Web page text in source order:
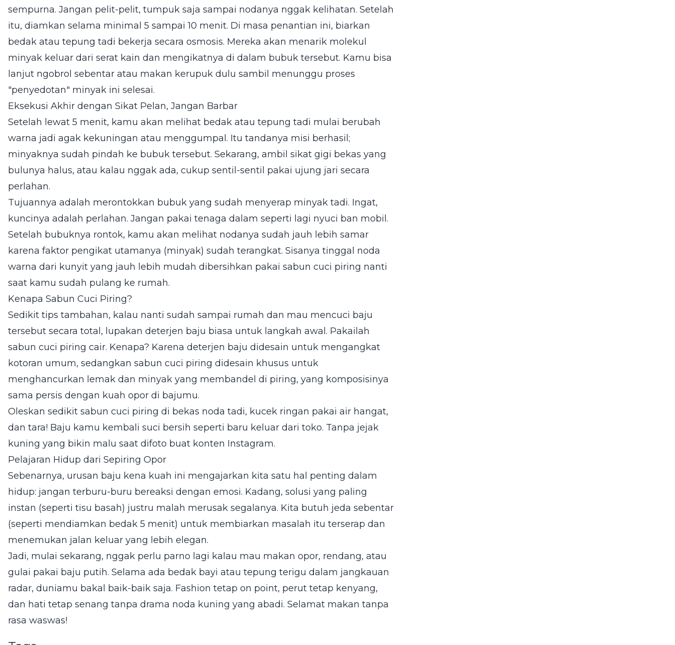
sempurna. Jangan pelit-pelit, tumpuk saja sampai nodanya nggak kelihatan. Setelah
itu, diamkan selama minimal 5 sampai 10 menit. Di masa penantian ini, biarkan
bedak atau tepung tadi bekerja secara osmosis. Mereka akan menarik molekul
minyak keluar dari serat kain dan mengikatnya di dalam bubuk tersebut. Kamu bisa
lanjut ngobrol sebentar atau makan kerupuk dulu sambil menunggu proses
"penyedotan" minyak ini selesai.
Eksekusi Akhir dengan Sikat Pelan, Jangan Barbar
Setelah lewat 5 menit, kamu akan melihat bedak atau tepung tadi mulai berubah
warna jadi agak kekuningan atau menggumpal. Itu tandanya misi berhasil;
minyaknya sudah pindah ke bubuk tersebut. Sekarang, ambil sikat gigi bekas yang
bulunya halus, atau kalau nggak ada, cukup sentil-sentil pakai ujung jari secara
perlahan.
Tujuannya adalah merontokkan bubuk yang sudah menyerap minyak tadi. Ingat,
kuncinya adalah perlahan. Jangan pakai tenaga dalam seperti lagi nyuci ban mobil.
Setelah bubuknya rontok, kamu akan melihat nodanya sudah jauh lebih samar
karena faktor pengikat utamanya (minyak) sudah terangkat. Sisanya tinggal noda
warna dari kunyit yang jauh lebih mudah dibersihkan pakai sabun cuci piring nanti
saat kamu sudah pulang ke rumah.
Kenapa Sabun Cuci Piring?
Sedikit tips tambahan, kalau nanti sudah sampai rumah dan mau mencuci baju
tersebut secara total, lupakan deterjen baju biasa untuk langkah awal. Pakailah
sabun cuci piring cair. Kenapa? Karena deterjen baju didesain untuk mengangkat
kotoran umum, sedangkan sabun cuci piring didesain khusus untuk
menghancurkan lemak dan minyak yang membandel di piring, yang komposisinya
sama persis dengan kuah opor di bajumu.
Oleskan sedikit sabun cuci piring di bekas noda tadi, kucek ringan pakai air hangat,
dan tara! Baju kamu kembali suci bersih seperti baru keluar dari toko. Tanpa jejak
kuning yang bikin malu saat difoto buat konten Instagram.
Pelajaran Hidup dari Sepiring Opor
Sebenarnya, urusan baju kena kuah ini mengajarkan kita satu hal penting dalam
hidup: jangan terburu-buru bereaksi dengan emosi. Kadang, solusi yang paling
instan (seperti tisu basah) justru malah merusak segalanya. Kita butuh jeda sebentar
(seperti mendiamkan bedak 5 menit) untuk membiarkan masalah itu terserap dan
menemukan jalan keluar yang lebih elegan.
Jadi, mulai sekarang, nggak perlu parno lagi kalau mau makan opor, rendang, atau
gulai pakai baju putih. Selama ada bedak bayi atau tepung terigu dalam jangkauan
radar, duniamu bakal baik-baik saja. Fashion tetap on point, perut tetap kenyang,
dan hati tetap senang tanpa drama noda kuning yang abadi. Selamat makan tanpa
rasa waswas!